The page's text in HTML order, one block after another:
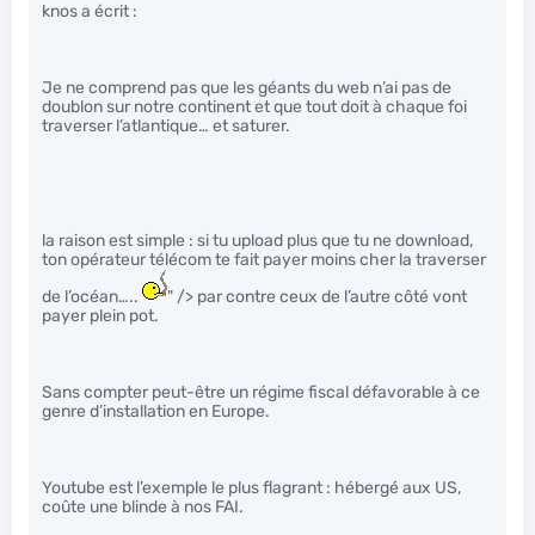
knos a écrit :
Je ne comprend pas que les géants du web n’ai pas de
doublon sur notre continent et que tout doit à chaque foi
traverser l’atlantique… et saturer.
la raison est simple : si tu upload plus que tu ne download,
ton opérateur télécom te fait payer moins cher la traverser
de l’océan…..
" /> par contre ceux de l’autre côté vont
payer plein pot.
Sans compter peut-être un régime fiscal défavorable à ce
genre d’installation en Europe.
Youtube est l’exemple le plus flagrant : hébergé aux US,
coûte une blinde à nos FAI.